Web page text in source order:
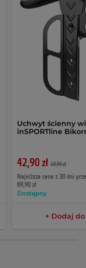
Uchwyt ścienny
inSPORTline
42,90 zł 69,90 zł
Najniższa cena z 30 dni
69,90 zł
Dostępny
+ Dodaj